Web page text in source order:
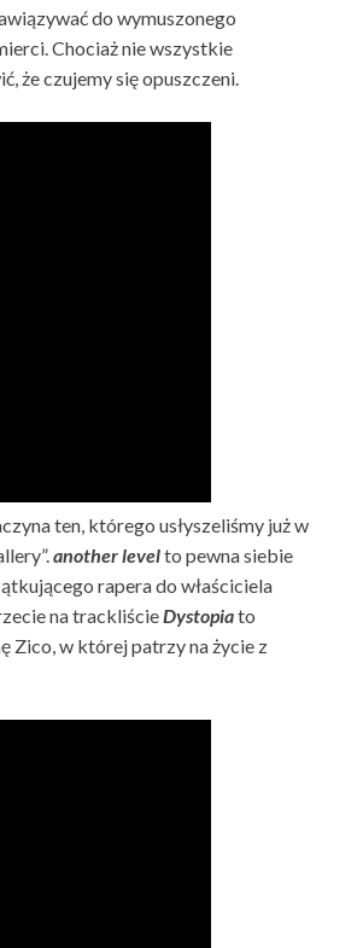
do wymuszonego
Chociaż nie wszystkie
że czujemy się opuszczeni.
ten, którego usłyszeliśmy już w
another levelto pewna siebie
rapera do właściciela
na trackliścieDystopiato
Zico, w której patrzy na życie z